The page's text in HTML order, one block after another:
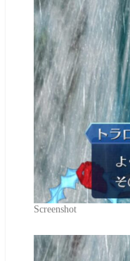
Screenshot